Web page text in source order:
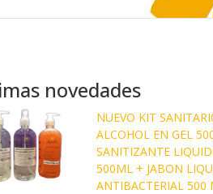
novedades
NUEVO KIT
ALCOHOL EN GEL
SANITIZANTE
500ML + JABON
ANTIBACTERIAL 500